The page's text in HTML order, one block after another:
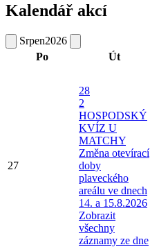
Kalendář akcí
Srpen2026
Po
Út
27
28
2
HOSPODSKÝ
KVÍZ U
MATCHY
Změna otevírací
doby
plaveckého
areálu ve dnech
14. a 15.8.2026
Zobrazit
všechny
záznamy ze dne